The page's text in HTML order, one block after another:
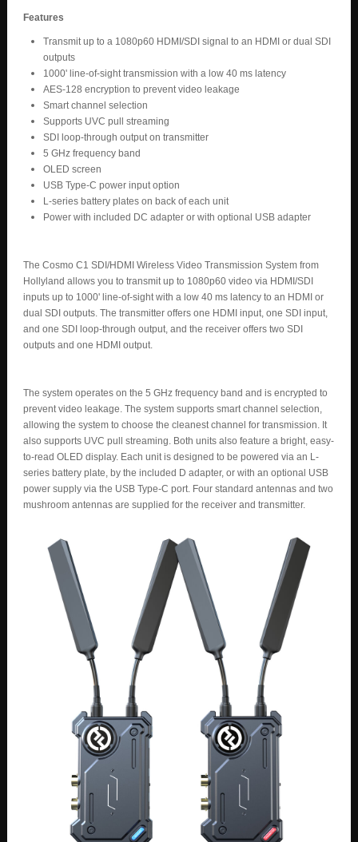
Features
Transmit up to a 1080p60 HDMI/SDI signal to an HDMI or dual SDI
outputs
1000' line-of-sight transmission with a low 40 ms latency
AES-128 encryption to prevent video leakage
Smart channel selection
Supports UVC pull streaming
SDI loop-through output on transmitter
5 GHz frequency band
OLED screen
USB Type-C power input option
L-series battery plates on back of each unit
Power with included DC adapter or with optional USB adapter
The Cosmo C1 SDI/HDMI Wireless Video Transmission System from
Hollyland allows you to transmit up to 1080p60 video via HDMI/SDI
inputs up to 1000' line-of-sight with a low 40 ms latency to an HDMI or
dual SDI outputs. The transmitter offers one HDMI input, one SDI input,
and one SDI loop-through output, and the receiver offers two SDI
outputs and one HDMI output.
The system operates on the 5 GHz frequency band and is encrypted to
prevent video leakage. The system supports smart channel selection,
allowing the system to choose the cleanest channel for transmission. It
also supports UVC pull streaming. Both units also feature a bright, easy-
to-read OLED display. Each unit is designed to be powered via an L-
series battery plate, by the included D adapter, or with an optional USB
power supply via the USB Type-C port. Four standard antennas and two
mushroom antennas are supplied for the receiver and transmitter.